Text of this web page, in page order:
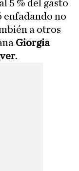
5 % del gasto
enfadando no
a otros
Giorgia
.